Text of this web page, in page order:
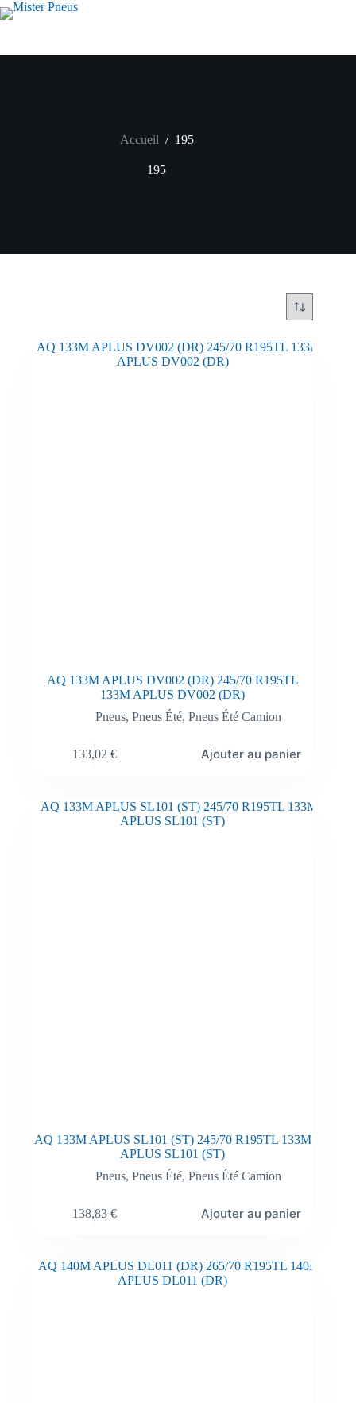
Passer
au
Accueil / 195
195
AQ 133M APLUS DV002 (DR) 245/70 R195TL
133M APLUS DV002 (DR)
Pneus,Pneus Été,Pneus Été Camion
133,02 € Ajouter au panier
AQ 133M APLUS SL101 (ST) 245/70 R195TL 133M
APLUS SL101 (ST)
Pneus,Pneus Été,Pneus Été Camion
138,83 € Ajouter au panier